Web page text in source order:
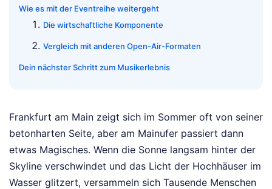
Wie es mit der Eventreihe weitergeht
Die wirtschaftliche Komponente
Vergleich mit anderen Open-Air-Formaten
Dein nächster Schritt zum Musikerlebnis
Frankfurt am Main zeigt sich im Sommer oft von seiner
betonharten Seite, aber am Mainufer passiert dann
etwas Magisches. Wenn die Sonne langsam hinter der
Skyline verschwindet und das Licht der Hochhäuser im
Wasser glitzert, versammeln sich Tausende Menschen